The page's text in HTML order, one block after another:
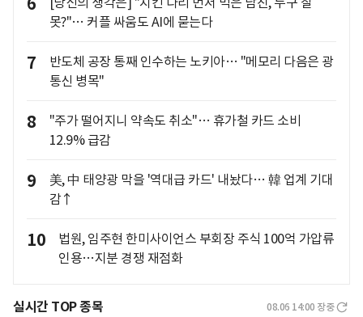
못?"… 커플 싸움도 AI에 묻는다
7
반도체 공장 통째 인수하는 노키아… "메모리 다음은 광
통신 병목"
8
"주가 떨어지니 약속도 취소"… 휴가철 카드 소비
12.9% 급감
9
美, 中 태양광 막을 '역대급 카드' 내놨다… 韓 업계 기대
감↑
10
법원, 임주현 한미사이언스 부회장 주식 100억 가압류
인용…지분 경쟁 재점화
실시간 TOP 종목 08.06 14:00 장중